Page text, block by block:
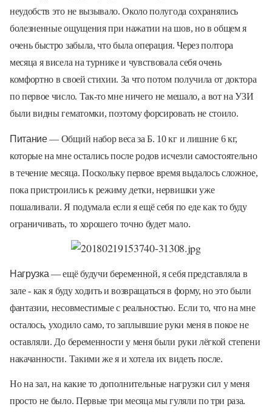
неудобств это не вызывало. Около полугода сохранялись
болезненные ощущения при нажатии на шов, но в общем я
очень быстро забыла, что была операция. Через полтора
месяца я висела на турнике и чувствовала себя очень
комфортно в своей стихии. За что потом получила от доктора
по первое число. Так-то мне ничего не мешало, а вот на УЗИ
были видны гематомки, поэтому форсировать не стоило.
Питание— Общий набор веса за Б. 10 кг и лишние 6 кг,
которые на мне остались после родов исчезли самостоятельно
в течение месяца. Поскольку первое время выдалось сложное,
пока пристроились к режиму детки, нервишки уже
пошаливали. Я подумала если я ещё себя по еде как то буду
ограничивать, то хорошего точно будет мало.
Нагрузка— ещё будучи беременной, я себя представляла в
зале - как я буду ходить и возвращаться в форму, но это были
фантазии, несовместимые с реальностью. Если то, что на мне
осталось, уходило само, то заплывшие руки меня в покое не
оставляли. До беременности у меня были руки лёгкой степени
накачанности. Такими же я и хотела их видеть после.
Но на зал, на какие то дополнительные нагрузки сил у меня
просто не было. Первые три месяца мы гуляли по три раза.